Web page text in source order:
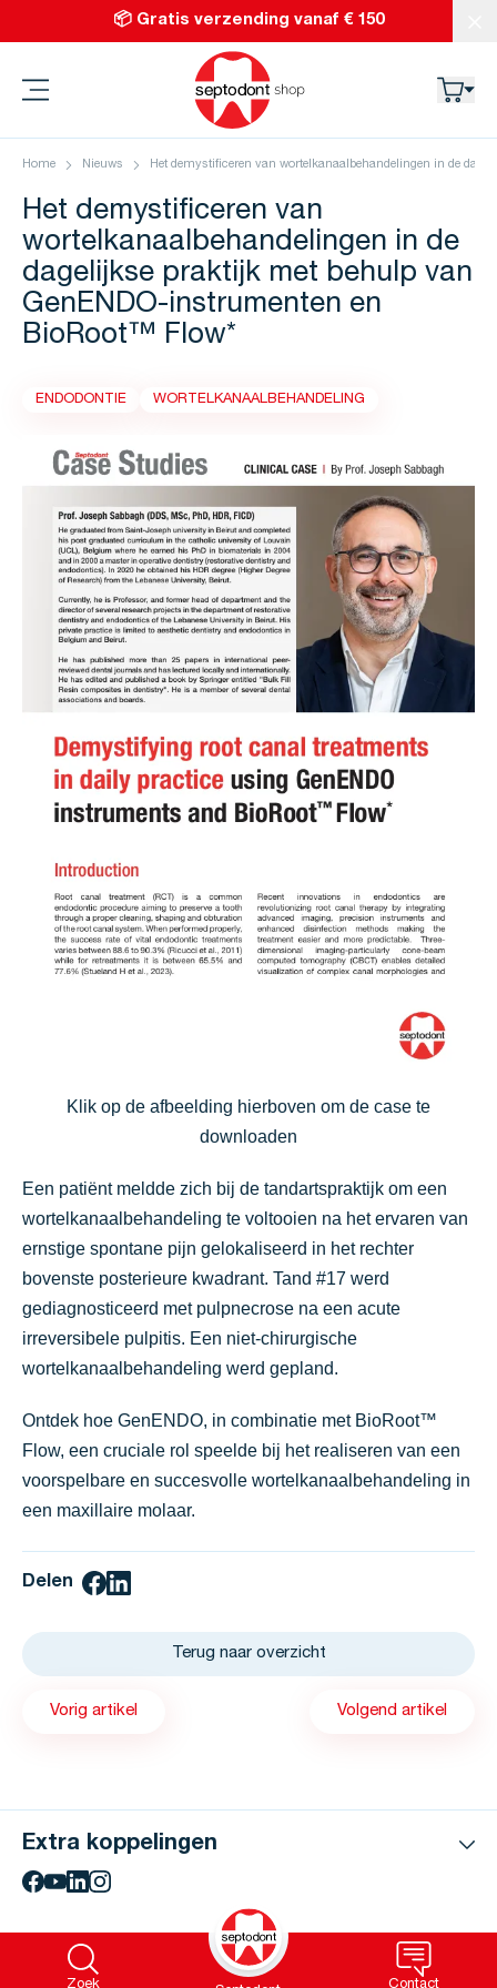
Ga naar de inhoud📦 Gratis verzending vanaf € 150
Septodont
Home Nieuws Het demystificeren van wortelkanaalbehandelingen in de
Het demystificeren van
wortelkanaalbehandelingen in de
dagelijkse praktijk met behulp van
GenENDO-instrumenten en
BioRoot™ Flow*
ENDODONTIE WORTELKANAALBEHANDELING
Klik op de afbeelding hierboven om de case te
downloaden
Een patiënt meldde zich bij de tandartspraktijk om een
wortelkanaalbehandeling te voltooien na het ervaren van
ernstige spontane pijn gelokaliseerd in het rechter
bovenste posterieure kwadrant. Tand #17 werd
gediagnosticeerd met pulpnecrose na een acute
irreversibele pulpitis. Een niet-chirurgische
wortelkanaalbehandeling werd gepland.
Ontdek hoe GenENDO, in combinatie met BioRoot™
Flow, een cruciale rol speelde bij het realiseren van een
voorspelbare en succesvolle wortelkanaalbehandeling in
een maxillaire molaar.
Delen
Terug naar overzicht
Vorig artikel Volgend artikel
Extra koppelingen